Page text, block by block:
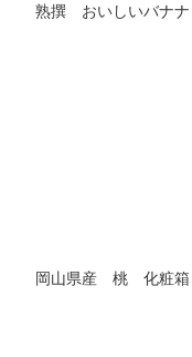
熟撰 おいしいバナナ
岡山県産 桃 化粧箱